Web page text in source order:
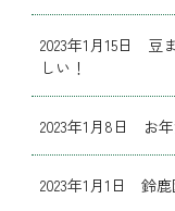
2023年1月15日 豆
しい！
2023年1月8日 お
2023年1月1日 鈴